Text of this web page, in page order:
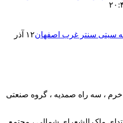
سیتی سنتر غرب اصفهان
۱۲ آذر
، سه راه صمدیه ، گروه صنعتی